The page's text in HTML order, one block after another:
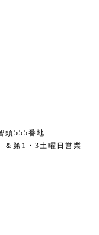
頭555番地
第1・3土曜日営業